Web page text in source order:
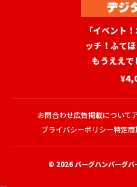
「イベント
ッチ！ふて
もうええで
お問合わせ広告掲載について
プライバシーポリシー特定
© 2026バーグハンバーグバ